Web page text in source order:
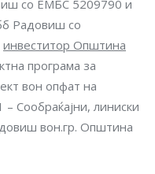
со ЕМБС 5209790 и
Радовиш со
инвеститор Општина
програма за
вон опфат на
Сообраќајни, линиски
вон.гр. Општина